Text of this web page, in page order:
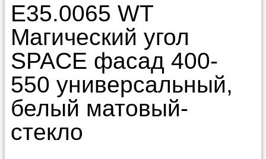
E35.0065 WT
Магический угол
SPACE фасад 400-
550 универсальный,
белый матовый-
стекло